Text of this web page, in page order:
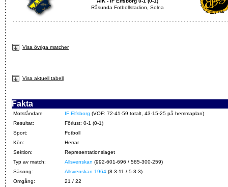
Råsunda Fotbollstadion, Solna
Visa övriga matcher
Visa aktuell tabell
Fakta
Motståndare IF Elfsborg (VOF: 72-41-59 totalt, 43-15-25 på hemmaplan)
Resultat:
Förlust: 0-1 (0-1)
Sport:
Fotboll
Kön:
Herrar
Sektion:
Representationslaget
Typ av match:
Allsvenskan (992-601-696 / 585-300-259)
Säsong:
Allsvenskan 1964 (8-3-11 / 5-3-3)
Omgång:
21 / 22